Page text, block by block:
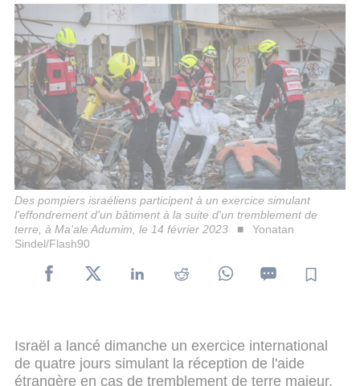
Des pompiers israéliens participent à un exercice simulant
l'effondrement d'un bâtiment à la suite d'un tremblement de
terre, à Ma'ale Adumim, le 14 février 2023
Yonatan
Sindel/Flash90
Israël a lancé dimanche un exercice international
de quatre jours simulant la réception de l'aide
étrangère en cas de tremblement de terre majeur.